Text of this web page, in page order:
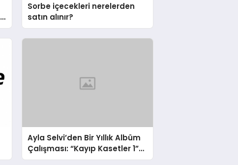
Sorbe içecekleri nerelerden
satın alınır?
Ayla Selvi’den Bir Yıllık Albüm
Çalışması: “Kayıp Kasetler 1”
31 Temmuz’da Çıktı